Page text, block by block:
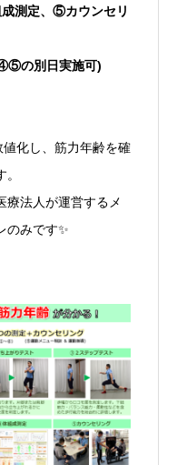
測定、⑤カウンセリ
の別日実施可)
化し、筋力年齢を確
療法人が運営するメ
のみです✨